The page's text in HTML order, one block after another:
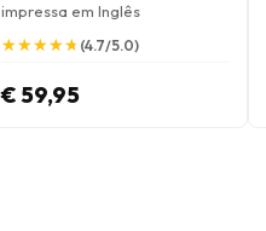
impressa em Inglês
★
★★
★★
★★
★★
★ (4.7/5.0)
€ 59,95